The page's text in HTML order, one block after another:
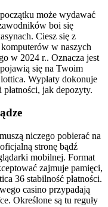
może wydawać
boi się
Ciesz się z
w naszych
w 2024 r.. Oznacza jest
się na Twoim
Wypłaty dokonuje
jak depozyty.
niczego pobierać na
stronę bądź
mobilnej. Format
zajmuje pamięci,
36 stabilność płatności.
casino przypadają
Określone są tu reguły